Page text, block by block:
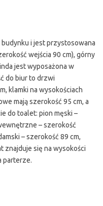
i jest przystosowana
wejścia 90 cm), górny
jest wyposażona w
do biur to drzwi
klamki na wysokościach
mają szerokość 95 cm, a
do toalet: pion męski –
– szerokość
– szerokość 89 cm,
znajduje się na wysokości
parterze.